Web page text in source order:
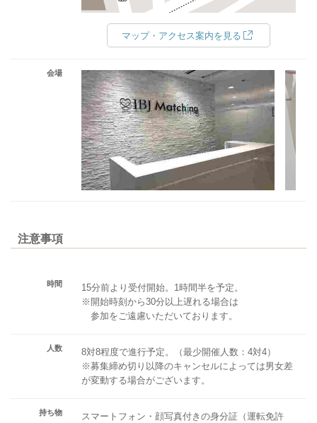
マップ・アクセス案内を見る
会場
注意事項
時間
15分前より受付開始。1時間半を予定。
※開始時刻から30分以上遅れる場合は
参加をご遠慮いただいております。
人数
8対8程度で進行予定。（最少開催人数：4対4）
※募集締め切り以降のキャンセルによっては男女差
が変動する場合がございます。
持ち物
スマートフォン・顔写真付きの身分証（運転免許